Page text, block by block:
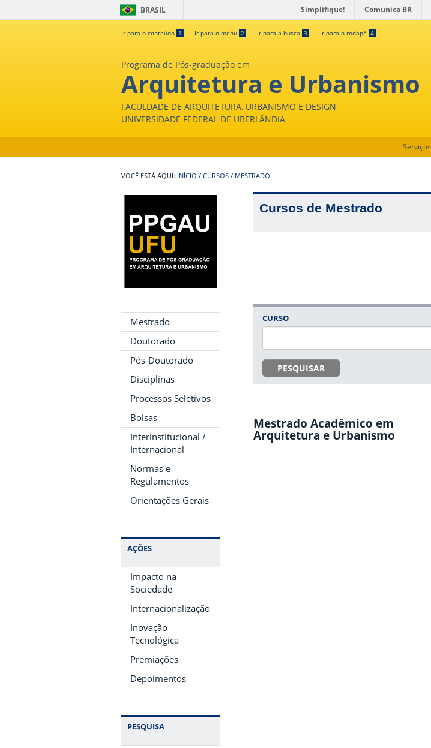
BRASIL Simplifique! Comunica BR
Ir para o conteúdo 1 Ir para o menu 2 Ir para a busca 3 Ir para o rodapé 4
Programa de Pós-graduação em
Arquitetura e Urbanismo
FACULDADE DE ARQUITETURA, URBANISMO E DESIGN
UNIVERSIDADE FEDERAL DE UBERLÂNDIA
Serviços
INÍCIO / CURSOS / MESTRADO
Mestrado
Doutorado
Pós-Doutorado
Disciplinas
Processos Seletivos
Bolsas
Interinstitucional /
Internacional
Normas e
Regulamentos
Orientações Gerais
AÇÕES
Impacto na
Sociedade
Internacionalização
Inovação
Tecnológica
Premiações
Depoimentos
PESQUISA
Cursos de Mestrado
CURSO
PESQUISAR
Mestrado Acadêmico em
Arquitetura e Urbanismo